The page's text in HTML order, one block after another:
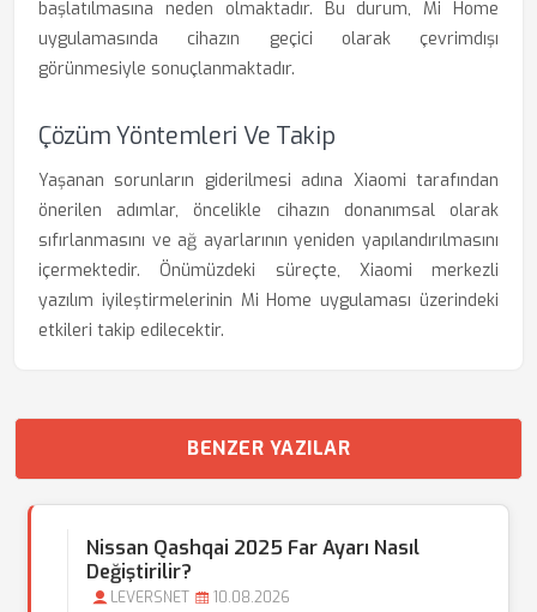
başlatılmasına neden olmaktadır. Bu durum, Mi Home
uygulamasında cihazın geçici olarak çevrimdışı
görünmesiyle sonuçlanmaktadır.
Çözüm Yöntemleri Ve Takip
Yaşanan sorunların giderilmesi adına Xiaomi tarafından
önerilen adımlar, öncelikle cihazın donanımsal olarak
sıfırlanmasını ve ağ ayarlarının yeniden yapılandırılmasını
içermektedir. Önümüzdeki süreçte, Xiaomi merkezli
yazılım iyileştirmelerinin Mi Home uygulaması üzerindeki
etkileri takip edilecektir.
BENZER YAZILAR
Nissan Qashqai 2025 Far Ayarı Nasıl
Değiştirilir?
LEVERSNET 10.08.2026